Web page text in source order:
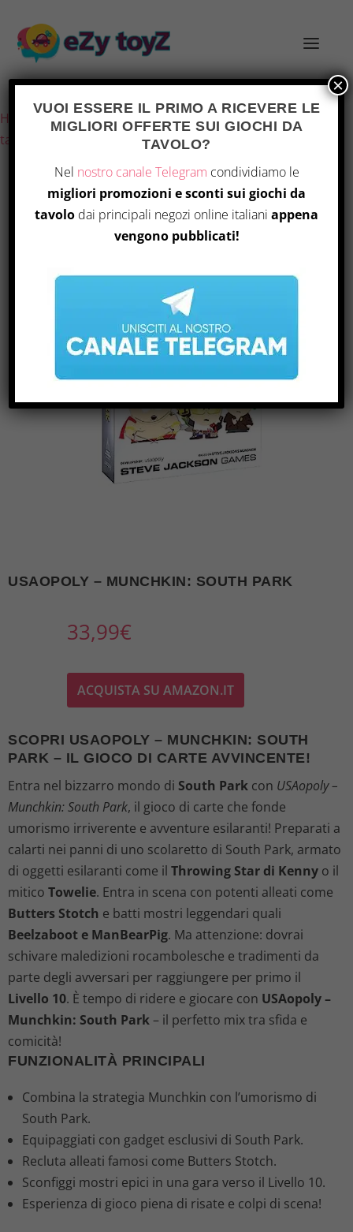
Home /Giochi e giocattoli/Giochi di società/Giochi da
tavolo
/ USAopoly – Munchkin: South Park
USAOPOLY – MUNCHKIN: SOUTH PARK
33,99€
ACQUISTA SU AMAZON.IT
SCOPRI USAOPOLY – MUNCHKIN: SOUTH
PARK – IL GIOCO DI CARTE AVVINCENTE!
Entra nel bizzarro mondo di South Park con USAopoly –
Munchkin: South Park, il gioco di carte che fonde
umorismo irriverente e avventure esilaranti! Preparati a
calarti nei panni di uno scolaretto di South Park, armato
di oggetti esilaranti come il Throwing Star di Kenny o il
mitico Towelie. Entra in scena con potenti alleati come
Butters Stotch e batti mostri leggendari quali
Beelzaboot e ManBearPig. Ma attenzione: dovrai
schivare maledizioni rocambolesche e tradimenti da
parte degli avversari per raggiungere per primo il
Livello 10. È tempo di ridere e giocare con USAopoly –
Munchkin: South Park– il perfetto mix tra sfida e
comicità!
FUNZIONALITÀ PRINCIPALI
Combina la strategia Munchkin con l’umorismo di
South Park.
Equipaggiati con gadget esclusivi di South Park.
Recluta alleati famosi come Butters Stotch.
Sconfiggi mostri epici in una gara verso il Livello 10.
Esperienza di gioco piena di risate e colpi di scena!
VUOI ESSERE IL PRIMO A RICEVERE LE
MIGLIORI OFFERTE SUI GIOCHI DA
TAVOLO?
Nel nostro canale Telegram condividiamo le
migliori promozioni e sconti sui giochi da
tavolo dai principali negozi online italiani appena
vengono pubblicati!
×